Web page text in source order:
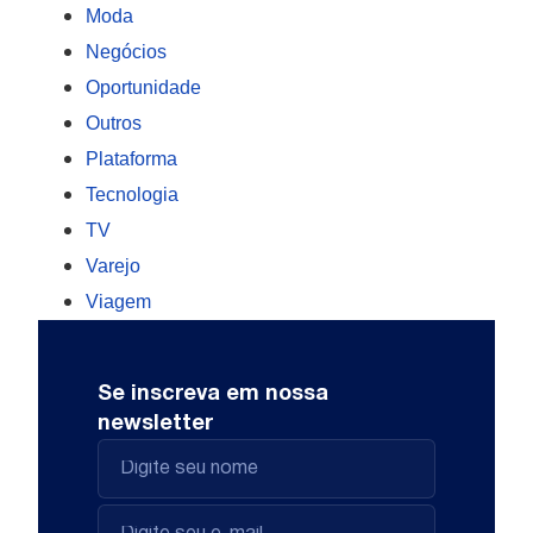
Moda
Negócios
Oportunidade
Outros
Plataforma
Tecnologia
TV
Varejo
Viagem
Se inscreva em nossa
newsletter